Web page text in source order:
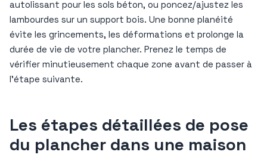
autolissant pour les sols béton, ou poncez/ajustez les
lambourdes sur un support bois. Une bonne planéité
évite les grincements, les déformations et prolonge la
durée de vie de votre plancher. Prenez le temps de
vérifier minutieusement chaque zone avant de passer à
l’étape suivante.
Les étapes détaillées de pose
du plancher dans une maison